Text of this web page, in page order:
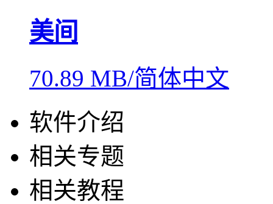
美间
70.89 MB/简体中文
软件介绍
相关专题
相关教程